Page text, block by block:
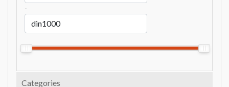
-
Categories